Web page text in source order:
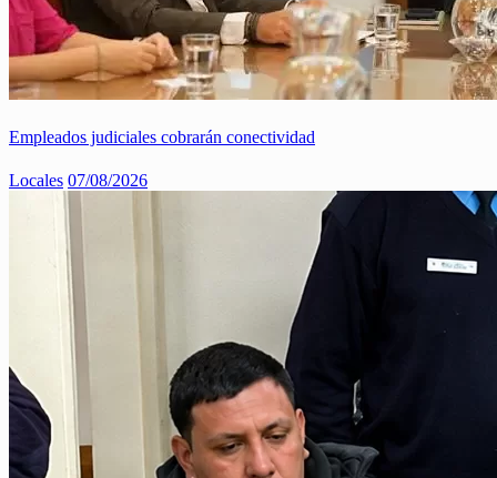
Empleados judiciales cobrarán conectividad
Locales 07/08/2026